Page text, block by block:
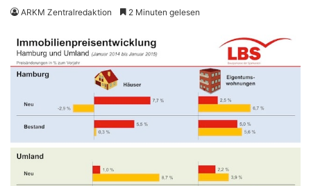
ARKM Zentralredaktion 2 Minuten gelesen